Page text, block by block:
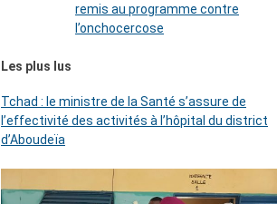
remis au programme contre
l’onchocercose
Les plus lus
Tchad : le ministre de la Santé s’assure de
l’effectivité des activités à l’hôpital du district
d’Aboudeïa